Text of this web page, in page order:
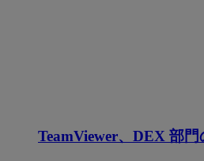
TeamViewer、DEX 部